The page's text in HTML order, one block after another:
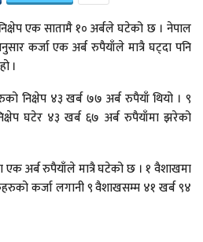
एक सातामै १० अर्बले घटेको छ । नेपाल
कर्जा एक अर्ब रुपैयाँले मात्रै घट्दा पनि
।
निक्षेप ४३ खर्ब ७७ अर्ब रुपैयाँ थियो । ९
घटेर ४३ खर्ब ६७ अर्ब रुपैयाँमा झरेको
एक अर्ब रुपैयाँले मात्रै घटेको छ । १ वैशाखमा
कर्जा लगानी ९ वैशाखसम्म ४१ खर्ब ९४